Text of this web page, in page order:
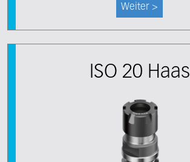
Weiter >
ISO 20 Haas